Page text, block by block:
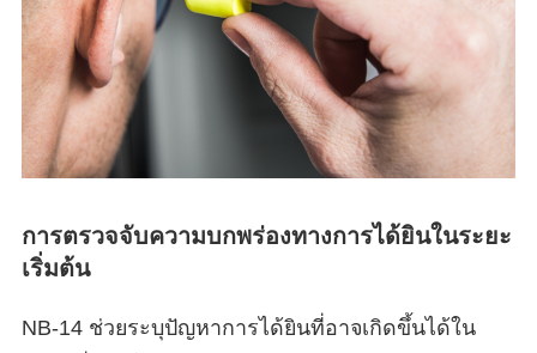
การตรวจจับความบกพร่องทางการได้ยินในระยะ
เริ่มต้น
NB-14 ช่วยระบุปัญหาการได้ยินที่อาจเกิดขึ้นได้ใน